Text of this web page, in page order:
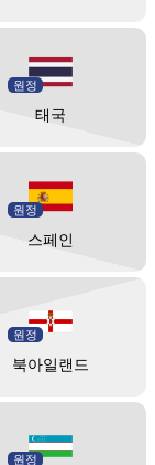
원정
태국
원정
스페인
원정
북아일랜드
원정